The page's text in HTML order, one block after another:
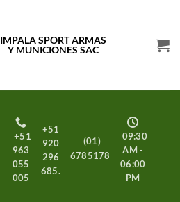
IMPALA SPORT ARMAS
Y MUNICIONES SAC
09:30
AM -
06:00
PM
+51
963
055
005
+51
920
296
685.
(01)
6785178